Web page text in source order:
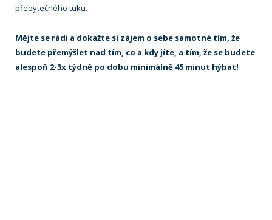
přebytečného tuku.
Mějte se rádi a dokažte si zájem o sebe samotné tím, že
budete přemýšlet nad tím, co a kdy jíte, a tím, že se budete
alespoň 2-3x týdně po dobu minimálně 45 minut hýbat!